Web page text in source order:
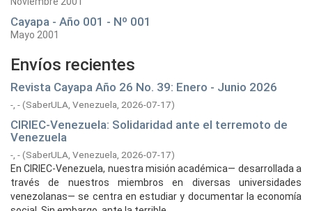
Cayapa - Año 001 - Nº 001
Mayo 2001
Envíos recientes
Revista Cayapa Año 26 No. 39: Enero - Junio 2026
-, -(SaberULA, Venezuela, 2026-07-17)
CIRIEC-Venezuela: Solidaridad ante el terremoto de
Venezuela
-, -(SaberULA, Venezuela, 2026-07-17)
En CIRIEC-Venezuela, nuestra misión académica— desarrollada a
través de nuestros miembros en diversas universidades
venezolanas— se centra en estudiar y documentar la economía